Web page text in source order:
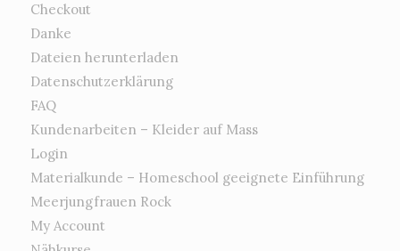
Checkout
Danke
Dateien herunterladen
Datenschutzerklärung
FAQ
Kundenarbeiten – Kleider auf Mass
Login
Materialkunde – Homeschool geeignete Einführung
Meerjungfrauen Rock
My Account